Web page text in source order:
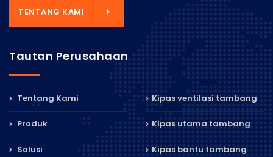
TENTANG KAMI
Tautan Perusahaan
Tentang Kami
Produk
Solusi
Kipas ventilasi tambang
Kipas utama tambang
Kipas bantu tambang